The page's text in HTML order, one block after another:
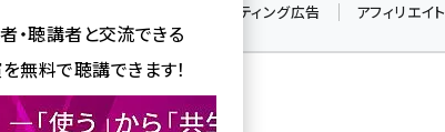
リスティング広告 アフィリエイト
関する情報まとめ
・聴講者と交流できる
無料で聴講できます！